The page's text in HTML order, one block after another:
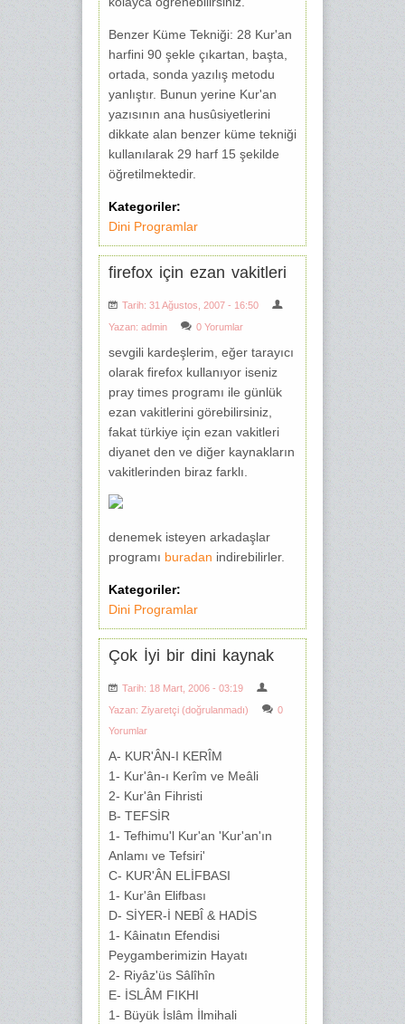
Benzer Küme Tekniği: 28 Kur'an
harfini 90 şekle çıkartan, başta,
ortada, sonda yazılış metodu
yanlıştır. Bunun yerine Kur'an
yazısının ana husûsiyetlerini
dikkate alan benzer küme tekniği
kullanılarak 29 harf 15 şekilde
öğretilmektedir.
Kategoriler:
Dini Programlar
firefox için ezan vakitleri
Tarih: 31 Ağustos, 2007 - 16:50
Yazan: admin 0 Yorumlar
sevgili kardeşlerim, eğer tarayıcı
olarak firefox kullanıyor iseniz
pray times programı ile günlük
ezan vakitlerini görebilirsiniz,
fakat türkiye için ezan vakitleri
diyanet den ve diğer kaynakların
vakitlerinden biraz farklı.
denemek isteyen arkadaşlar
programı buradan indirebilirler.
Kategoriler:
Dini Programlar
Çok İyi bir dini kaynak
Tarih: 18 Mart, 2006 - 03:19
Yazan: Ziyaretçi (doğrulanmadı)
0
Yorumlar
A- KUR'ÂN-I KERÎM
1- Kur'ân-ı Kerîm ve Meâli
2- Kur'ân Fihristi
B- TEFSİR
1- Tefhimu'l Kur'an 'Kur'an'ın
Anlamı ve Tefsiri'
C- KUR'ÂN ELİFBASI
1- Kur'ân Elifbası
D- SİYER-İ NEBÎ & HADİS
1- Kâinatın Efendisi
Peygamberimizin Hayatı
2- Riyâz'üs Sâlîhîn
E- İSLÂM FIKHI
1- Büyük İslâm İlmihali